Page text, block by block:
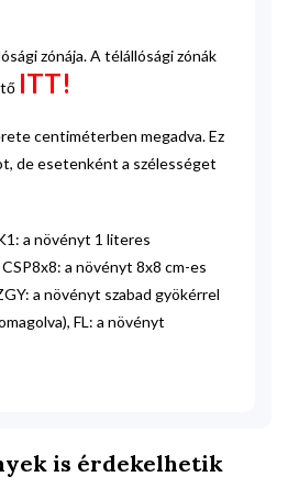
zónája. A télállósági zónák
ITT!
centiméterben megadva. Ez
de esetenként a szélességet
a növényt 1 literes
a növényt 8x8 cm-es
a növényt szabad gyökérrel
FL: a növényt
is érdekelhetik